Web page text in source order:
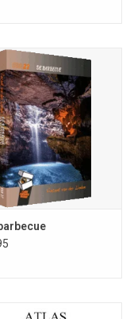
van Leeuwenkamp
42; ISBN 978-90-
Stichting
Vincent van der
bibliografieën van
insturen voor
daarover
Café Captein & Co in